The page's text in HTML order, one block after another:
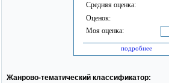
Средняя оценка:
Оценок:
Моя оценка:
подробнее
Жанрово-тематический классификатор: